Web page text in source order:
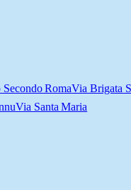
RomaVia Brigata
Via Santa Maria